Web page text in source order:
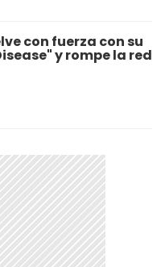
con fuerza con su
y rompe la red